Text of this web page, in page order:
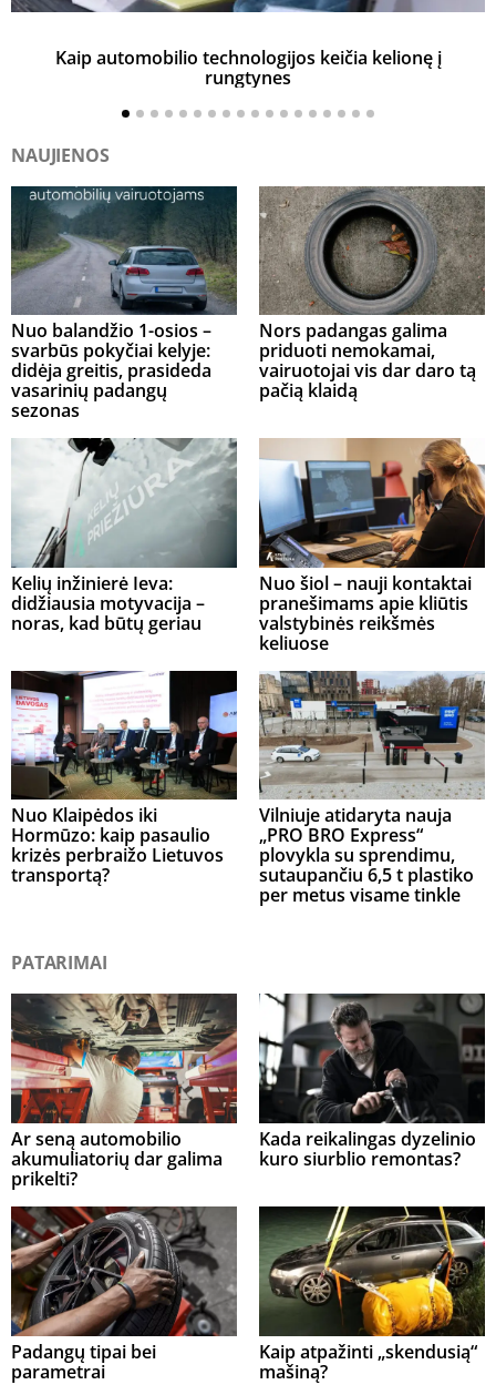
Kaip automobilio technologijos keičia kelionę į
rungtynes
NAUJIENOS
Nuo balandžio 1-osios –
svarbūs pokyčiai kelyje:
didėja greitis, prasideda
vasarinių padangų
sezonas
Nors padangas galima
priduoti nemokamai,
vairuotojai vis dar daro tą
pačią klaidą
Kelių inžinierė Ieva:
didžiausia motyvacija –
noras, kad būtų geriau
Nuo šiol – nauji kontaktai
pranešimams apie kliūtis
valstybinės reikšmės
keliuose
Nuo Klaipėdos iki
Hormūzo: kaip pasaulio
krizės perbraižo Lietuvos
transportą?
Vilniuje atidaryta nauja
„PRO BRO Express“
plovykla su sprendimu,
sutaupančiu 6,5 t plastiko
per metus visame tinkle
PATARIMAI
Ar seną automobilio
akumuliatorių dar galima
prikelti?
Kada reikalingas dyzelinio
kuro siurblio remontas?
Padangų tipai bei
parametrai
Kaip atpažinti „skendusią“
mašiną?